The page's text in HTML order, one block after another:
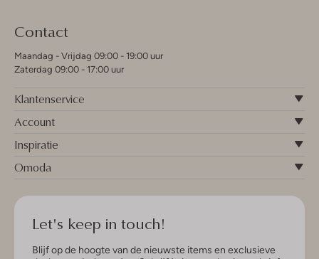
Contact
Maandag - Vrijdag 09:00 - 19:00 uur
Zaterdag 09:00 - 17:00 uur
Klantenservice
Account
Inspiratie
Omoda
Let's keep in touch!
Blijf op de hoogte van de nieuwste items en exclusieve